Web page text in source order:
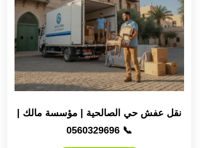
نقل عفش حي الصالحية | مؤسسة مالك |
📞 0560329696